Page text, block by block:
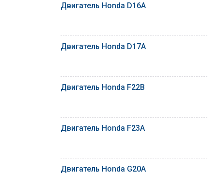
Двигатель Honda D16A
Двигатель Honda D17A
Двигатель Honda F22B
Двигатель Honda F23A
Двигатель Honda G20A